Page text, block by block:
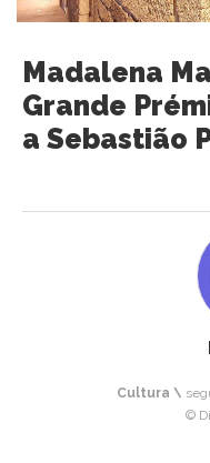
Madalena
Grande
a Sebastião
Cultura \
©